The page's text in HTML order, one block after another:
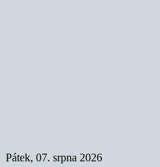
Pátek, 07. srpna 2026